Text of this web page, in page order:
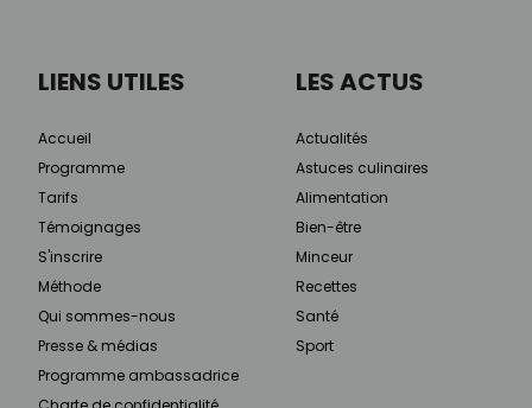
LIENS UTILES
Accueil
Programme
Tarifs
Témoignages
S'inscrire
Méthode
Qui sommes-nous
Presse & médias
Programme ambassadrice
LES ACTUS
Actualités
Astuces culinaires
Alimentation
Bien-être
Minceur
Recettes
Santé
Sport